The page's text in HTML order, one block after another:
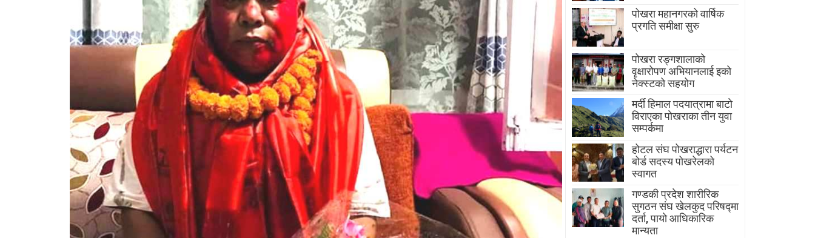
पोखरा महानगरको वार्षिक
प्रगति समीक्षा सुरु
पोखरा रङ्गशालाको
वृक्षारोपण अभियानलाई इको
नेक्स्टको सहयोग
मर्दी हिमाल पदयात्रामा बाटाे
विराएका पाेखराका तीन युवा
सम्पर्कमा
होटल संघ पोखराद्धारा पर्यटन
बोर्ड सदस्य पोखरेलको
स्वागत
गण्डकी प्रदेश शारीरिक
सुगठन संघ खेलकुद परिषद्मा
दर्ता, पायाे आधिकारिक
मान्यता